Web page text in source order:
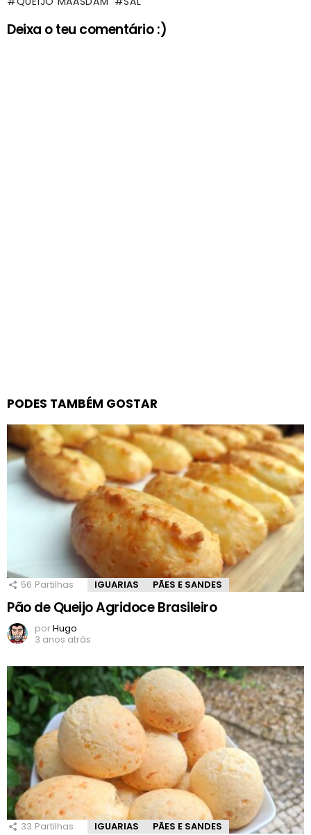
Deixa o teu comentário :)
PODES TAMBÉM GOSTAR
56 Partilhas IGUARIAS PÃES E SANDES
Pão de Queijo Agridoce Brasileiro
porHugo
3 anos atrás
33 Partilhas IGUARIAS PÃES E SANDES